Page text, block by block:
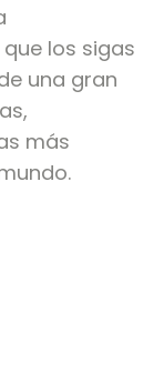
los sigas
una gran
más